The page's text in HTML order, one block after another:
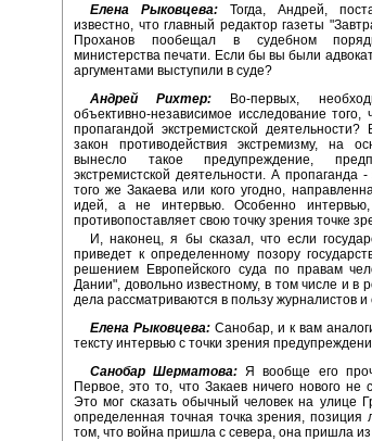
Елена Рыковцева: Тогда, Андрей,
известно, что главный редактор газеты
Проханов пообещал в судебном
министерства печати. Если бы вы были
аргументами выступили в суде?
Андрей Рихтер: Во-первых,
объективно-независимое исследование
пропагандой экстремистской
закон противодействия экстремизму, на
вынесло такое предупреждение,
экстремистской деятельности. А пропаганда
того же Закаева или кого угодно,
идей, а не интервью. Особенно
противопоставляет свою точку зрения точке
И, наконец, я бы сказал, что если
приведет к определенному позору
решением Европейского суда по правам
Дании", довольно известному, в том числе и в
дела рассматриваются в пользу журналистов
Елена Рыковцева: Санобар, и к вам
тексту интервью с точки зрения
Санобар Шерматова: Я вообще его
Первое, это то, что Закаев ничего нового не
Это мог сказать обычный человек на улице
определенная точная точка зрения, позиция
том, что война пришла с севера, она пришла